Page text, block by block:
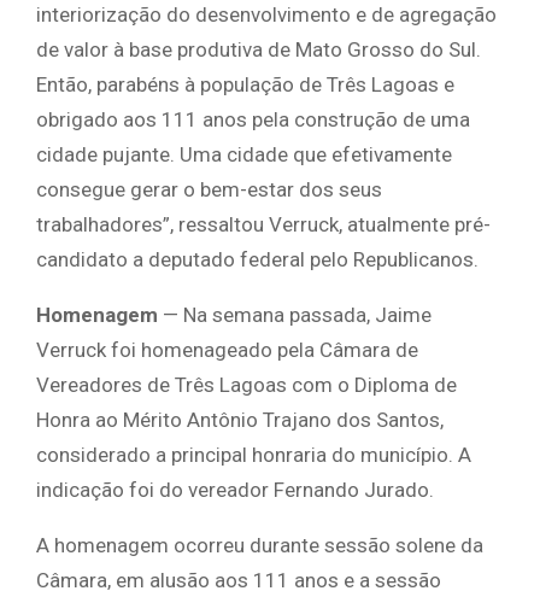
interiorização do desenvolvimento e de agregação
de valor à base produtiva de Mato Grosso do Sul.
Então, parabéns à população de Três Lagoas e
obrigado aos 111 anos pela construção de uma
cidade pujante. Uma cidade que efetivamente
consegue gerar o bem-estar dos seus
trabalhadores”, ressaltou Verruck, atualmente pré-
candidato a deputado federal pelo Republicanos.
Homenagem — Na semana passada, Jaime
Verruck foi homenageado pela Câmara de
Vereadores de Três Lagoas com o Diploma de
Honra ao Mérito Antônio Trajano dos Santos,
considerado a principal honraria do município. A
indicação foi do vereador Fernando Jurado.
A homenagem ocorreu durante sessão solene da
Câmara, em alusão aos 111 anos e a sessão